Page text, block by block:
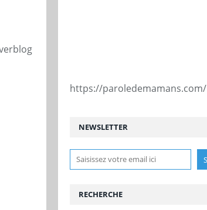
NEWSLETTER
RECHERCHE
https://paroledemamans.com/